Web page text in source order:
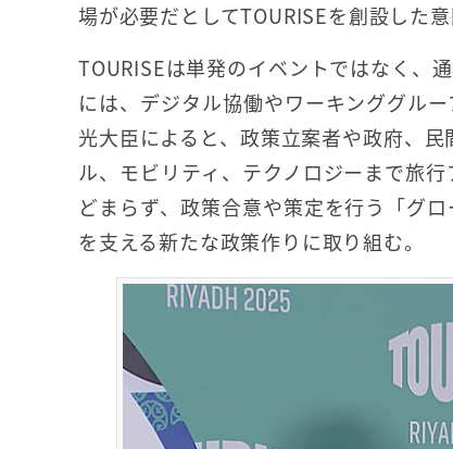
場が必要だとしてTOURISEを創設した意
TOURISEは単発のイベントではなく、
には、デジタル協働やワーキンググル
光大臣によると、政策立案者や政府、
ル、モビリティ、テクノロジーまで旅
どまらず、政策合意や策定を行う「グ
を支える新たな政策作りに取り組む。